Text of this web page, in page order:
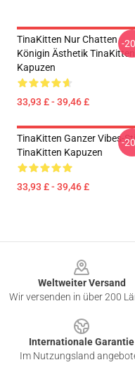
TinaKitten Nur Chatten
Königin Ästhetik TinaKitten
Kapuzen
33,93 £ - 39,46 £
-
TinaKitten Ganzer Vibes-
TinaKitten Kapuzen
33,93 £ - 39,46 £
-
Weltweiter Versand
Wir versenden in über 200
Internationale Garantie
Im Nutzungsland